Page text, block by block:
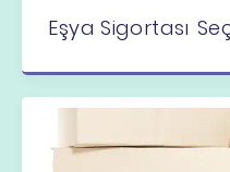
Eşya Sigortası